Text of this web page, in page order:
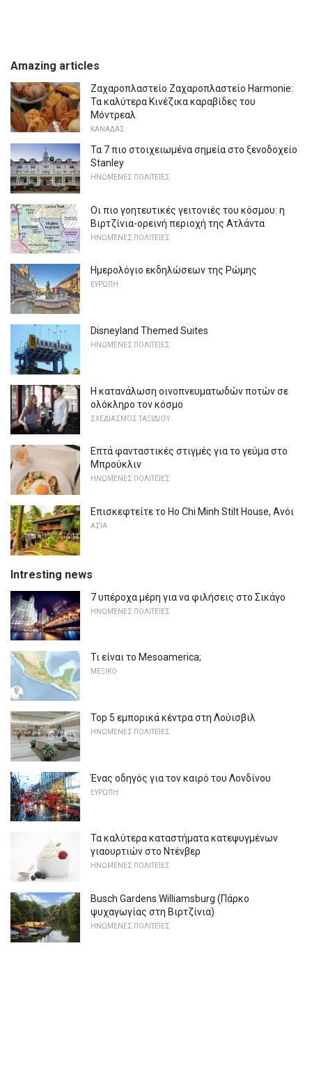
Amazing articles
Ζαχαροπλαστείο Ζαχαροπλαστείο Harmonie:
Τα καλύτερα Κινέζικα καραβίδες του
Μόντρεαλ
ΚΑΝΑΔΆΣ
Τα 7 πιο στοιχειωμένα σημεία στο ξενοδοχείο
Stanley
ΗΝΩΜΈΝΕΣ ΠΟΛΙΤΕΊΕΣ
Οι πιο γοητευτικές γειτονιές του κόσμου: η
Βιρτζίνια-ορεινή περιοχή της Ατλάντα
ΗΝΩΜΈΝΕΣ ΠΟΛΙΤΕΊΕΣ
Ημερολόγιο εκδηλώσεων της Ρώμης
ΕΥΡΏΠΗ
Disneyland Themed Suites
ΗΝΩΜΈΝΕΣ ΠΟΛΙΤΕΊΕΣ
Η κατανάλωση οινοπνευματωδών ποτών σε
ολόκληρο τον κόσμο
ΣΧΕΔΙΑΣΜΌΣ ΤΑΞΙΔΙΟΎ
Επτά φανταστικές στιγμές για το γεύμα στο
Μπρούκλιν
ΗΝΩΜΈΝΕΣ ΠΟΛΙΤΕΊΕΣ
Επισκεφτείτε το Ho Chi Minh Stilt House, Ανόι
ΑΣΊΑ
Intresting news
7 υπέροχα μέρη για να φιλήσεις στο Σικάγο
ΗΝΩΜΈΝΕΣ ΠΟΛΙΤΕΊΕΣ
Τι είναι το Mesoamerica;
ΜΕΞΙΚΌ
Top 5 εμπορικά κέντρα στη Λούισβιλ
ΗΝΩΜΈΝΕΣ ΠΟΛΙΤΕΊΕΣ
Ένας οδηγός για τον καιρό του Λονδίνου
ΕΥΡΏΠΗ
Τα καλύτερα καταστήματα κατεψυγμένων
γιαουρτιών στο Ντένβερ
ΗΝΩΜΈΝΕΣ ΠΟΛΙΤΕΊΕΣ
Busch Gardens Williamsburg (Πάρκο
ψυχαγωγίας στη Βιρτζίνια)
ΗΝΩΜΈΝΕΣ ΠΟΛΙΤΕΊΕΣ